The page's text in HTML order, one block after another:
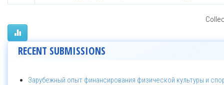
RECENT SUBMISSIONS
Зарубежный опыт финансирования физической культуры и